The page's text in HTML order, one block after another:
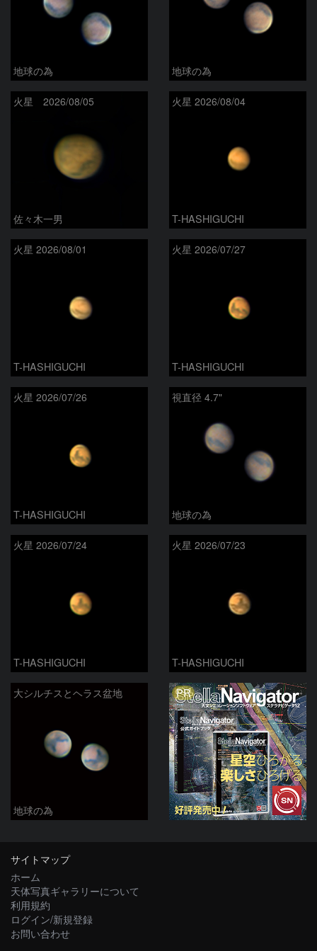
地球の為 地球の為
火星 2026/08/05
佐々木一男
火星 2026/08/04
T-HASHIGUCHI
火星 2026/08/01
T-HASHIGUCHI
火星 2026/07/27
T-HASHIGUCHI
火星 2026/07/26
T-HASHIGUCHI
視直径 4.7"
地球の為
火星 2026/07/24
T-HASHIGUCHI
火星 2026/07/23
T-HASHIGUCHI
大シルチスとヘラス盆地
地球の為
PR
サイトマップ
ホーム
天体写真ギャラリーについて
利用規約
ログイン/新規登録
お問い合わせ